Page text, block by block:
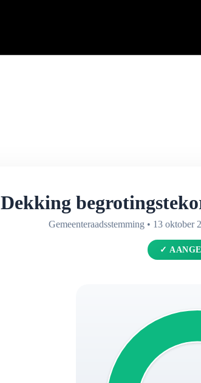
Dekking
Gemeenteraadsstemming • 13 oktober
✓